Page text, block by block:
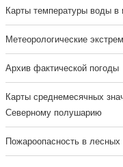
Карты температуры воды в
Метеорологические
Архив фактической погоды
Карты среднемесячных
Северному полушарию
Пожароопасность в лесных